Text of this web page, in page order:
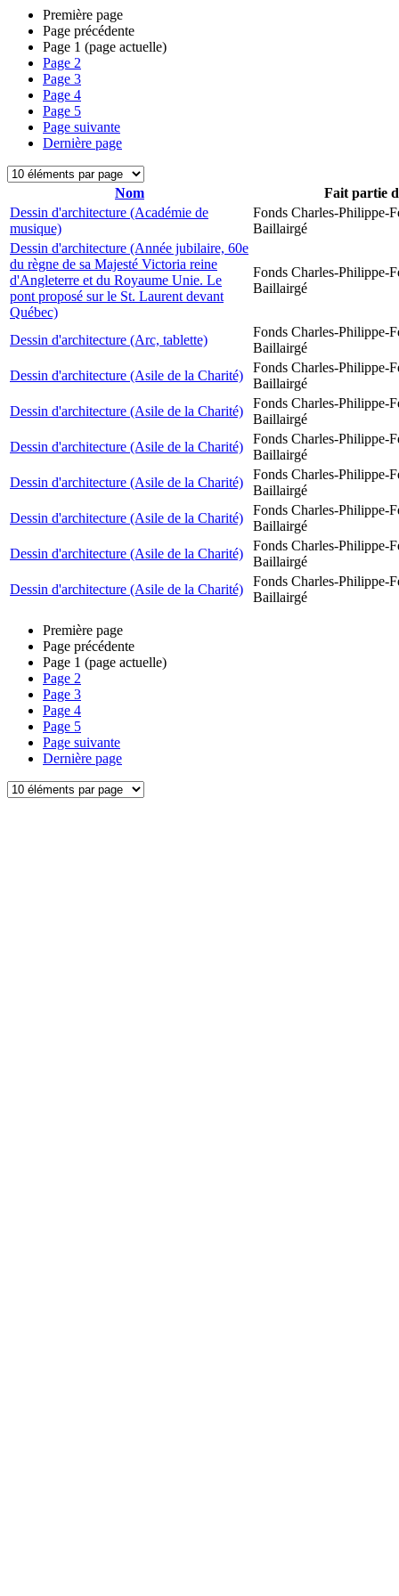
Première page
Page précédente
Page 1 (page actuelle)
Page 2
Page 3
Page 4
Page 5
Page suivante
Dernière page
Nom
Fait partie
Dessin d'architecture (Académie de
musique)
Fonds Charles-Philippe-
Baillairgé
Dessin d'architecture (Année jubilaire, 60e
du règne de sa Majesté Victoria reine
d'Angleterre et du Royaume Unie. Le
pont proposé sur le St. Laurent devant
Québec)
Fonds Charles-Philippe-
Baillairgé
Dessin d'architecture (Arc, tablette)
Fonds Charles-Philippe-
Baillairgé
Dessin d'architecture (Asile de la Charité)
Fonds Charles-Philippe-
Baillairgé
Dessin d'architecture (Asile de la Charité)
Fonds Charles-Philippe-
Baillairgé
Dessin d'architecture (Asile de la Charité)
Fonds Charles-Philippe-
Baillairgé
Dessin d'architecture (Asile de la Charité)
Fonds Charles-Philippe-
Baillairgé
Dessin d'architecture (Asile de la Charité)
Fonds Charles-Philippe-
Baillairgé
Dessin d'architecture (Asile de la Charité)
Fonds Charles-Philippe-
Baillairgé
Dessin d'architecture (Asile de la Charité)
Fonds Charles-Philippe-
Baillairgé
Première page
Page précédente
Page 1 (page actuelle)
Page 2
Page 3
Page 4
Page 5
Page suivante
Dernière page